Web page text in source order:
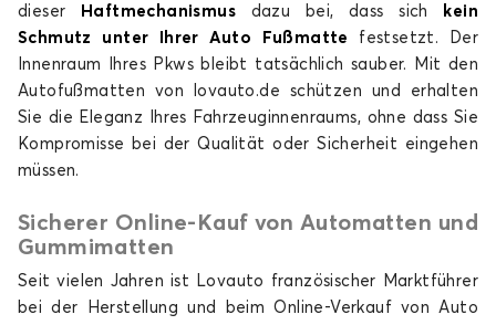
dieser
Haftmechanismus dazu bei, dass sich
kein
Schmutz unter Ihrer Auto Fußmatte
festsetzt. Der
Innenraum Ihres Pkws bleibt tatsächlich sauber. Mit den
Autofußmatten von lovauto.de schützen und erhalten
Sie die Eleganz Ihres Fahrzeuginnenraums, ohne dass Sie
Kompromisse bei der Qualität oder Sicherheit eingehen
müssen.
Sicherer Online-Kauf von Automatten und
Gummimatten
Seit vielen Jahren ist Lovauto französischer Marktführer
bei der Herstellung und beim Online-Verkauf von Auto